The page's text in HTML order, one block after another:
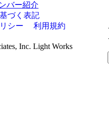
バー紹介
づく表記
シー
利用規約
Inc. Light Works